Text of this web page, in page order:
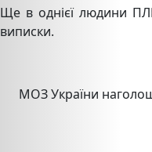
Ще в однієї людини
виписки.
МОЗ України